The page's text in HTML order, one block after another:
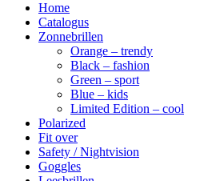
Home
Catalogus
Zonnebrillen
Orange – trendy
Black – fashion
Green – sport
Blue – kids
Limited Edition – cool
Polarized
Fit over
Safety / Nightvision
Goggles